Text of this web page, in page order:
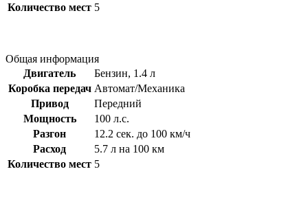
Количество мест 5
Общая информация
Двигатель
Бензин, 1.4 л
Коробка передач Автомат/Механика
Привод
Передний
Мощность
100 л.с.
Разгон
12.2 сек. до 100 км/ч
Расход
5.7 л на 100 км
Количество мест 5